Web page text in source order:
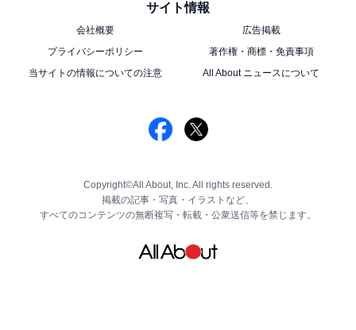
サイト情報
会社概要
広告掲載
プライバシーポリシー
著作権・商標・免責事項
当サイトの情報についての注意
All About ニュースについて
Copyright©All About, Inc. All rights reserved.
掲載の記事・写真・イラストなど、
すべてのコンテンツの無断複写・転載・公衆送信等を禁じます。